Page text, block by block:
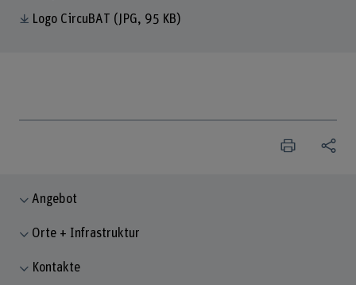
Logo CircuBAT (JPG, 95 KB)
Angebot
Orte + Infrastruktur
Kontakte